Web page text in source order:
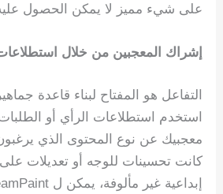
على شيء مميز لا يمكن الحصول
إشراك المعجبين من خلال
التفاعل هو المفتاح لبناء قاعدة
استخدم استطلاعات الرأي أو
معجبيك عن نوع المحتوى الذي
كانت تحسينات للوجه أو تعديلات